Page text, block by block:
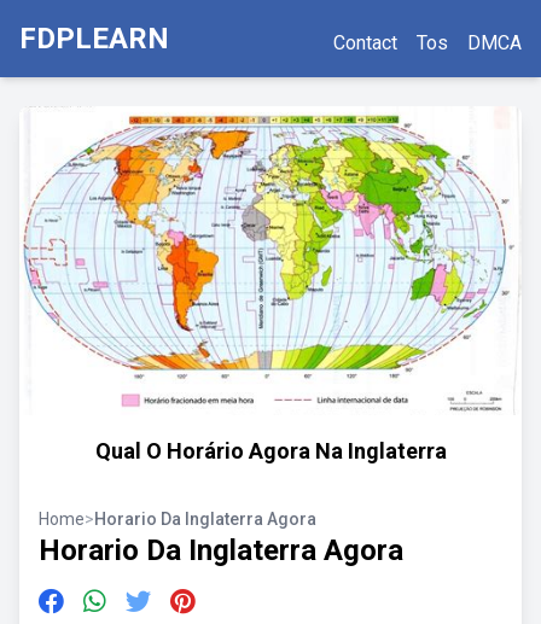
FDPLEARN Contact Tos DMCA
Qual O Horário Agora Na Inglaterra
Home>Horario Da Inglaterra Agora
Horario Da Inglaterra Agora